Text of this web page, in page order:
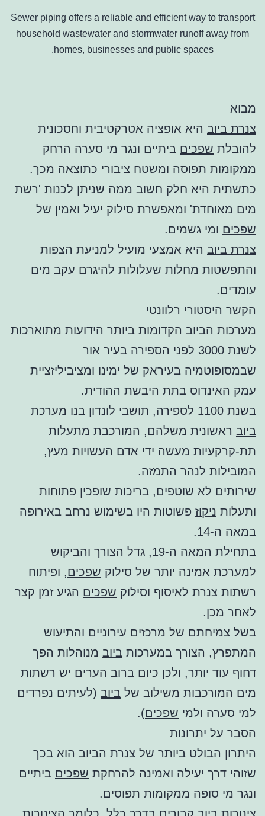
Sewer piping offers a reliable and efficient way to transport
household wastewater and stormwater runoff away from
homes, businesses and public spaces.
מבוא
צנרת ביוב היא אופציה אטרקטיבית וחסכונית
להובלת שפכים ביתיים ונגר מי סערה הרחק
ממקומות תפוסה ומשטח ציבורי כתוצאה מכך.
כתשתית היא חלק חשוב ממה שניתן לכנות 'רשת
מים מאוחדת' ומאפשרת סילוק יעיל ואמין של
שפכים ומי גשמים.
צנרת ביוב היא אמצעי מועיל למניעת הצפות
והתפשטות מחלות שעלולות להיגרם עקב מים
עומדים.
הקשר היסטורי רלוונטי
מערכות הביוב הקדומות ביותר הידועות מתוארכות
לשנת 3000 לפני הספירה בעיר אור
שבמסופוטמיה בעיראק של ימינו ומציביליזציית
עמק האינדוס בתת היבשת ההודית.
בשנת 1100 לספירה, תושבי לונדון בנו מערכת
ביוב ראשונית משלהם, המורכבת מתעלות
תת-קרקעיות מעשה ידי אדם העשויות מעץ,
המובילות לנהר התמזה.
שירותים לא שוטפים, בריכות שופכין פתוחות
ותעלות ניקוז פשוטות היו בשימוש נרחב באירופה
במאה ה-14.
בתחילת המאה ה-19, גדל הצורך והביקוש
למערכת אמינה יותר של סילוק שפכים, ופיתוח
רשתות צנרת לאיסוף וסילוק שפכים הגיע זמן קצר
לאחר מכן.
בשל צמיחתם של מרכזים עירוניים והתיעוש
המתפרץ, הצורך במערכות ביוב מנוהלות הפך
דחוף עוד יותר, ולכן כיום ברוב הערים יש רשתות
מים המורכבות משילוב של ביוב (לעיתים נפרדים
למי סערה ולמי שפכים).
הסבר על יתרונות
היתרון הבולט ביותר של צנרת הביוב הוא בכך
שזוהי דרך יעילה ואמינה להרחקת שפכים ביתיים
ונגר מי סופה ממקומות תפוסים.
צינורות ביוב קבורים בדרך כלל, כלומר הצינורות